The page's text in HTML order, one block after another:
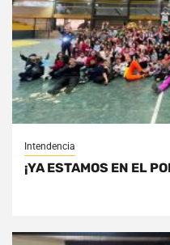
Intendencia
¡YA ESTAMOS EN EL